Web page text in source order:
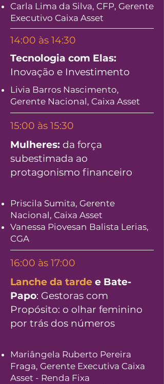
Carla Lima da Silva, CFP, Gerente
Executivo Caixa Asset
14:00 às 14:30
Tecnologia com Elas:
Inovação e Investimento
Livia Barros Nascimento,
Gerente Nacional, Caixa Asset
15:00 às 15:30
Mulheres: da força
subestimada ao
protagonismo financeiro
Priscila Sumita, Gerente
Nacional, Caixa Asset
Vanessa Piovesan Balista Lerias,
CGA
16:00 às 17:00
Lanche da tarde e Bate-
Papo: Gestoras com
Propósito: o olhar feminino
por trás dos números
Mariângela Ruberto Pereira
Fraga, Gerente Executiva Caixa
Asset - Renda Fixa